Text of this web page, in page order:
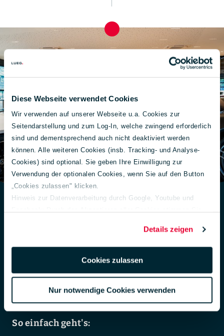
Diese Webseite verwendet Cookies
Wir verwenden auf unserer Webseite u.a. Cookies zur
Seitendarstellung und zum Log-In, welche zwingend erforderlich
sind und dementsprechend auch nicht deaktiviert werden
können. Alle weiteren Cookies (insb. Tracking- und Analyse-
Cookies) sind optional. Sie geben Ihre Einwilligung zur
Verwendung der optionalen Cookies, wenn Sie auf den Button
„Cookies zulassen" klicken.
Hinweis zur Datenverarbeitung durch Google, Youtube und
DSGVO zur Übermittlung in die USA zu. Hierbei besteht das
Risiko, dass Ihre Daten u. U. von US-Behörden zu Kontroll- und
Überwachungs-zwecken verarbeitet werden.
Details zeigen
Cookies zulassen
Nur notwendige Cookies verwenden
der LUEG-Gebrauchtwagenkauf.
Der Weg zu Ihrem exklusiven LUEG-
Wunschauto auf unserer Website und sichern Sie sich
einen Termin für eine Fahrzeugpräsentation – wenn Sie
möchten, noch heute.
So einfach geht's: